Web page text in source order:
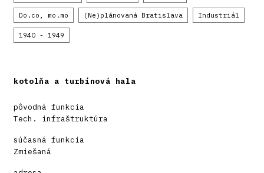
Do.co, mo.mo (Ne)plánovaná Bratislava Industriál
1940 - 1949
kotolňa a turbínová hala
pôvodná funkcia
Tech. infraštruktúra
súčasná funkcia
Zmiešaná